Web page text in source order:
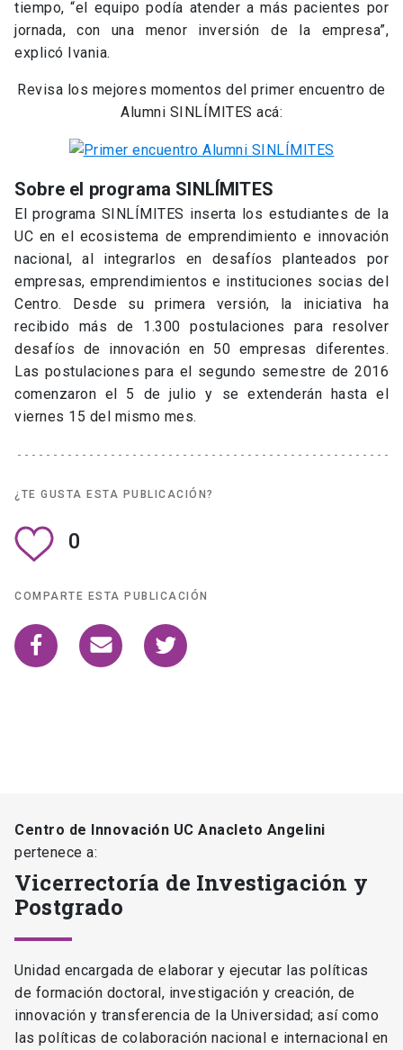
tiempo, “el equipo podía atender a más pacientes por
jornada, con una menor inversión de la empresa”,
explicó Ivania.
Revisa los mejores momentos del primer encuentro de
Alumni SINLÍMITES acá:
Sobre el programa SINLÍMITES
El programa SINLÍMITES inserta los estudiantes de la
UC en el ecosistema de emprendimiento e innovación
nacional, al integrarlos en desafíos planteados por
empresas, emprendimientos e instituciones socias del
Centro. Desde su primera versión, la iniciativa ha
recibido más de 1.300 postulaciones para resolver
desafíos de innovación en 50 empresas diferentes.
Las postulaciones para el segundo semestre de 2016
comenzaron el 5 de julio y se extenderán hasta el
viernes 15 del mismo mes.
¿TE GUSTA ESTA PUBLICACIÓN?
0
COMPARTE ESTA PUBLICACIÓN
Centro de Innovación UC Anacleto Angelini
pertenece a:
Vicerrectoría de Investigación y
Postgrado
Unidad encargada de elaborar y ejecutar las políticas
de formación doctoral, investigación y creación, de
innovación y transferencia de la Universidad; así como
las políticas de colaboración nacional e internacional en